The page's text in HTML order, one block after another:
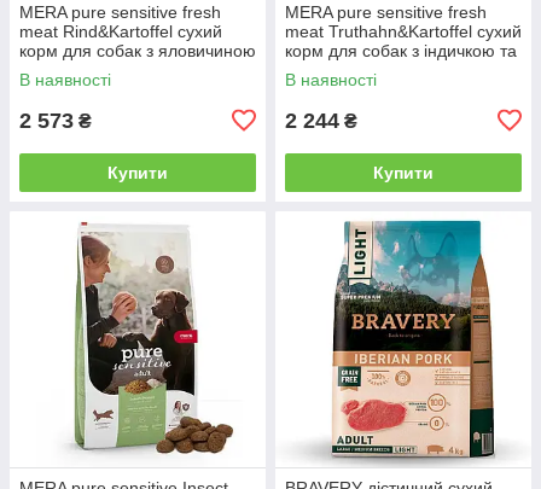
MERA pure sensitive fresh
meat Rind&Kartoffel сухий
корм для собак з яловичиною
та картоплею 4 кг
В наявності
2 573 ₴
Купити
MERA pure sensitive fresh
meat Truthahn&Kartoffel сухий
корм для собак з індичкою та
картоплею 4 кг
В наявності
2 244 ₴
Купити